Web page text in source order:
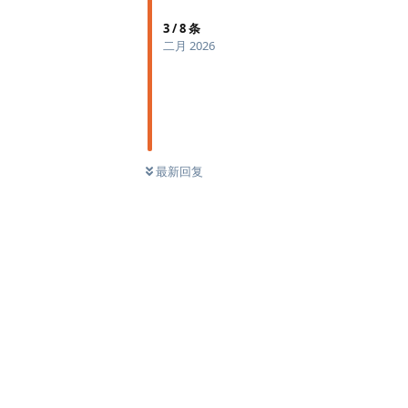
3/8条
二月 2026
最新回复